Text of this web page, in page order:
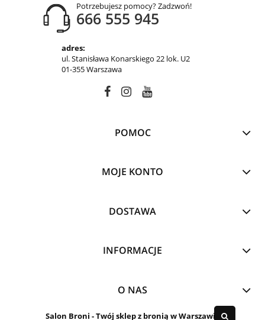
Potrzebujesz pomocy? Zadzwoń!
666 555 945
adres:
ul. Stanisława Konarskiego 22 lok. U2
01-355 Warszawa
POMOC
MOJE KONTO
DOSTAWA
INFORMACJE
O NAS
Salon Broni - Twój sklep z bronią w Warszawie